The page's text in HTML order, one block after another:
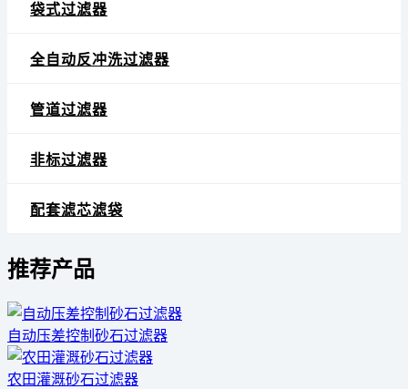
袋式过滤器
全自动反冲洗过滤器
管道过滤器
非标过滤器
配套滤芯滤袋
推荐产品
自动压差控制砂石过滤器
农田灌溉砂石过滤器